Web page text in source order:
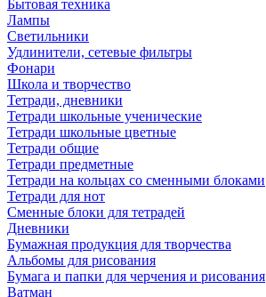
Бытовая техника
Лампы
Светильники
Удлинители, сетевые фильтры
Фонари
Школа и творчество
Тетради, дневники
Тетради школьные ученические
Тетради школьные цветные
Тетради общие
Тетради предметные
Тетради на кольцах со сменными блоками
Тетради для нот
Сменные блоки для тетрадей
Дневники
Бумажная продукция для творчества
Альбомы для рисования
Бумага и папки для черчения и рисования
Ватман